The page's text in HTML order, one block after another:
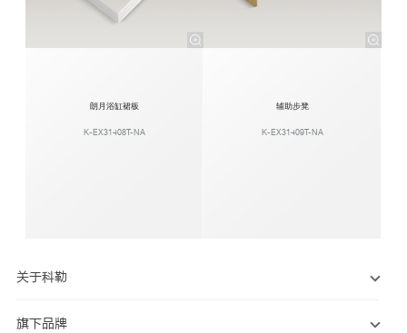
朗月浴缸裙板
K-EX31408T-NA
辅助步凳
K-EX31409T-NA
关于科勒
旗下品牌